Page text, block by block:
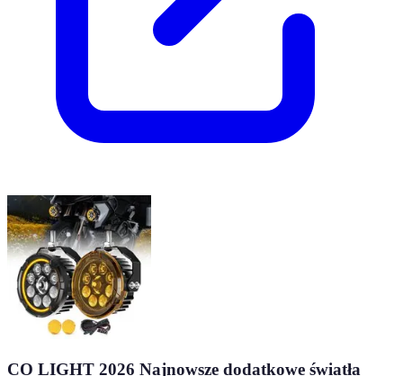
CO LIGHT 2026 Najnowsze dodatkowe światła